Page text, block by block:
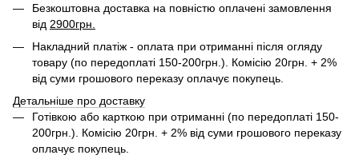
Безкоштовна доставка на повністю оплачені замовлення
від 2900грн.
Накладний платіж - оплата при отриманні після огляду
товару (по передоплаті 150-200грн.). Комісію 20грн. + 2%
від суми грошового переказу оплачує покупець.
Детальніше про доставку
Готівкою або карткою при отриманні (по передоплаті 150-
200грн.). Комісію 20грн. + 2% від суми грошового переказу
оплачує покупець.